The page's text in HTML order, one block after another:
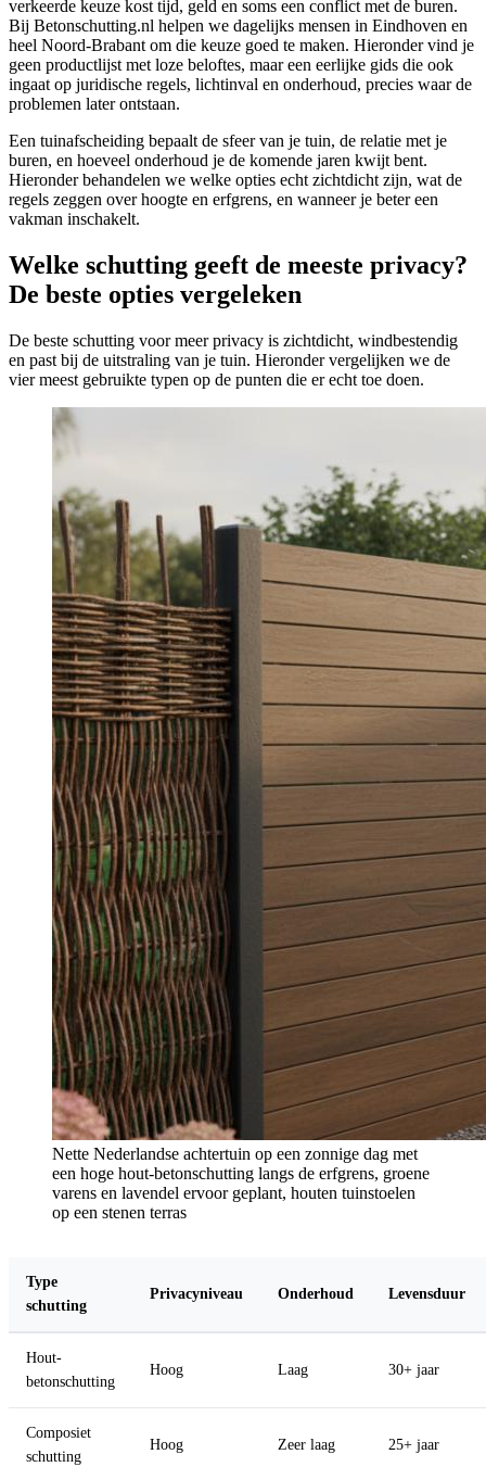
verkeerde keuze kost tijd, geld en soms een conflict met de buren.
Bij Betonschutting.nl helpen we dagelijks mensen in Eindhoven en
heel Noord-Brabant om die keuze goed te maken. Hieronder vind je
geen productlijst met loze beloftes, maar een eerlijke gids die ook
ingaat op juridische regels, lichtinval en onderhoud, precies waar de
problemen later ontstaan.
Een tuinafscheiding bepaalt de sfeer van je tuin, de relatie met je
buren, en hoeveel onderhoud je de komende jaren kwijt bent.
Hieronder behandelen we welke opties echt zichtdicht zijn, wat de
regels zeggen over hoogte en erfgrens, en wanneer je beter een
vakman inschakelt.
Welke schutting geeft de meeste privacy?
De beste opties vergeleken
De beste schutting voor meer privacy is zichtdicht, windbestendig
en past bij de uitstraling van je tuin. Hieronder vergelijken we de
vier meest gebruikte typen op de punten die er echt toe doen.
Nette Nederlandse achtertuin op een zonnige dag met
een hoge hout-betonschutting langs de erfgrens, groene
varens en lavendel ervoor geplant, houten tuinstoelen
op een stenen terras
Type
schutting
Privacyniveau Onderhoud Levensduur
Hout-
betonschutting
Hoog Laag 30+ jaar
Composiet
schutting
Hoog Zeer laag 25+ jaar